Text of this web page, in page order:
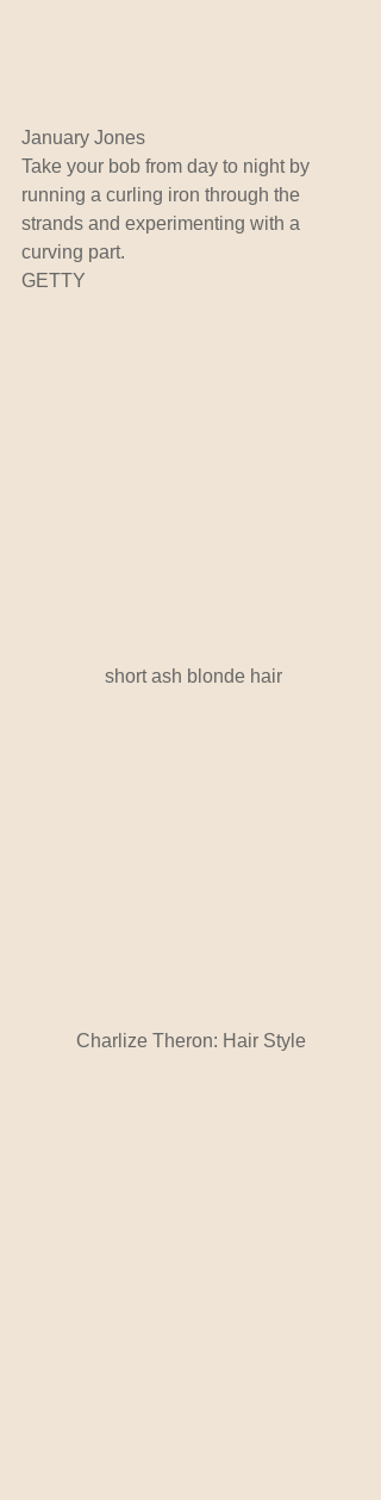
January Jones
Take your bob from day to night by
running a curling iron through the
strands and experimenting with a
curving part.
GETTY
short ash blonde hair
Charlize Theron: Hair Style